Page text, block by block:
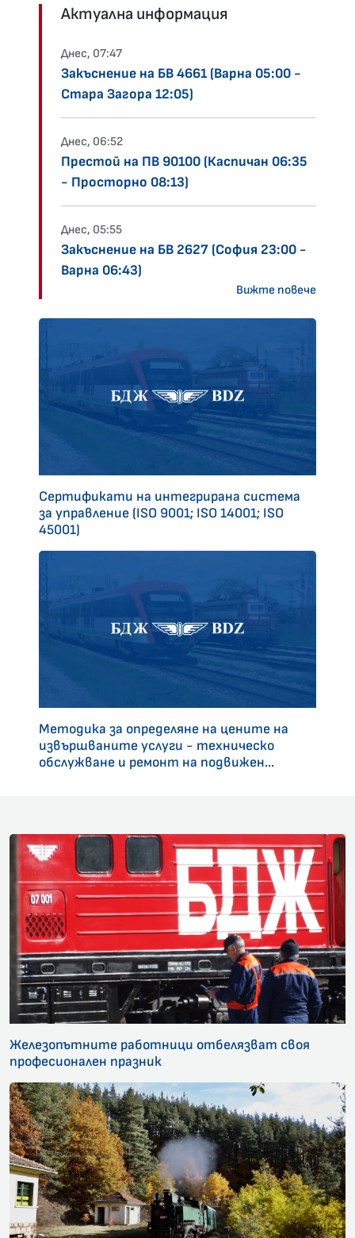
Актуална информация
Днес, 07:47
Закъснение на БВ 4661 (Варна 05:00 -
Стара Загора 12:05)
Днес, 06:52
Престой на ПВ 90100 (Каспичан 06:35
- Просторно 08:13)
Днес, 05:55
Закъснение на БВ 2627 (София 23:00 -
Варна 06:43)
Вижте повече
Сертификати на интегрирана система
за управление (ISO 9001; ISO 14001; ISO
45001)
Методика за определяне на цените на
извършваните услуги - техническо
обслужване и ремонт на подвижен...
Железопътните работници отбелязват своя
професионален празник